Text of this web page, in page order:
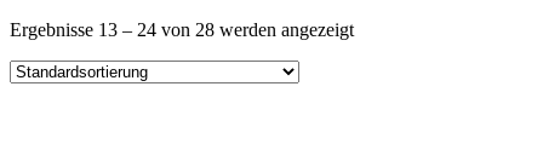
Ergebnisse 13 – 24 von 28 werden angezeigt